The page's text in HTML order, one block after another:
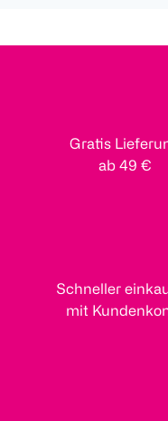
Gratis
ab 49 €
Schneller
mit